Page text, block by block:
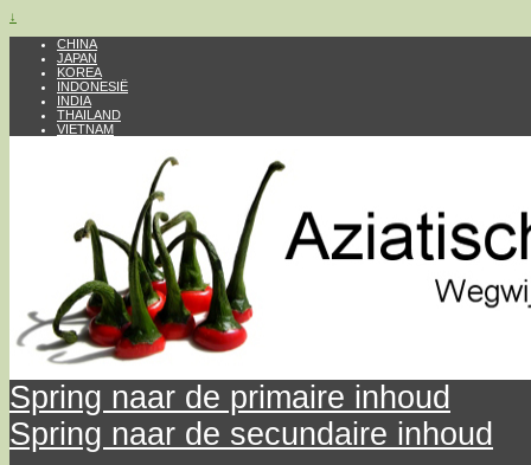
↓
CHINA
JAPAN
KOREA
INDONESIË
INDIA
THAILAND
VIETNAM
Spring naar de primaire inhoud
Spring naar de secundaire inhoud